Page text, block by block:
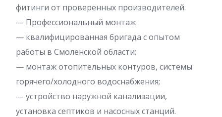
фитинги от проверенных производителей.
— Профессиональный монтаж
— квалифицированная бригада с опытом
работы в Смоленской области;
— монтаж отопительных контуров, системы
горячего/холодного водоснабжения;
— устройство наружной канализации,
установка септиков и насосных станций.